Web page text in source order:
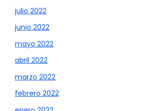
julio 2022
junio 2022
mayo 2022
abril 2022
marzo 2022
febrero 2022